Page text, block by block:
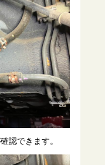
認できます。